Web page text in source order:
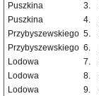
Puszkina
3.
Puszkina
4.
Przybyszewskiego 5.
Przybyszewskiego 6.
Lodowa
7.
Lodowa
8.
Lodowa
9.